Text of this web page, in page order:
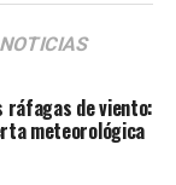
ráfagas de viento:
meteorológica